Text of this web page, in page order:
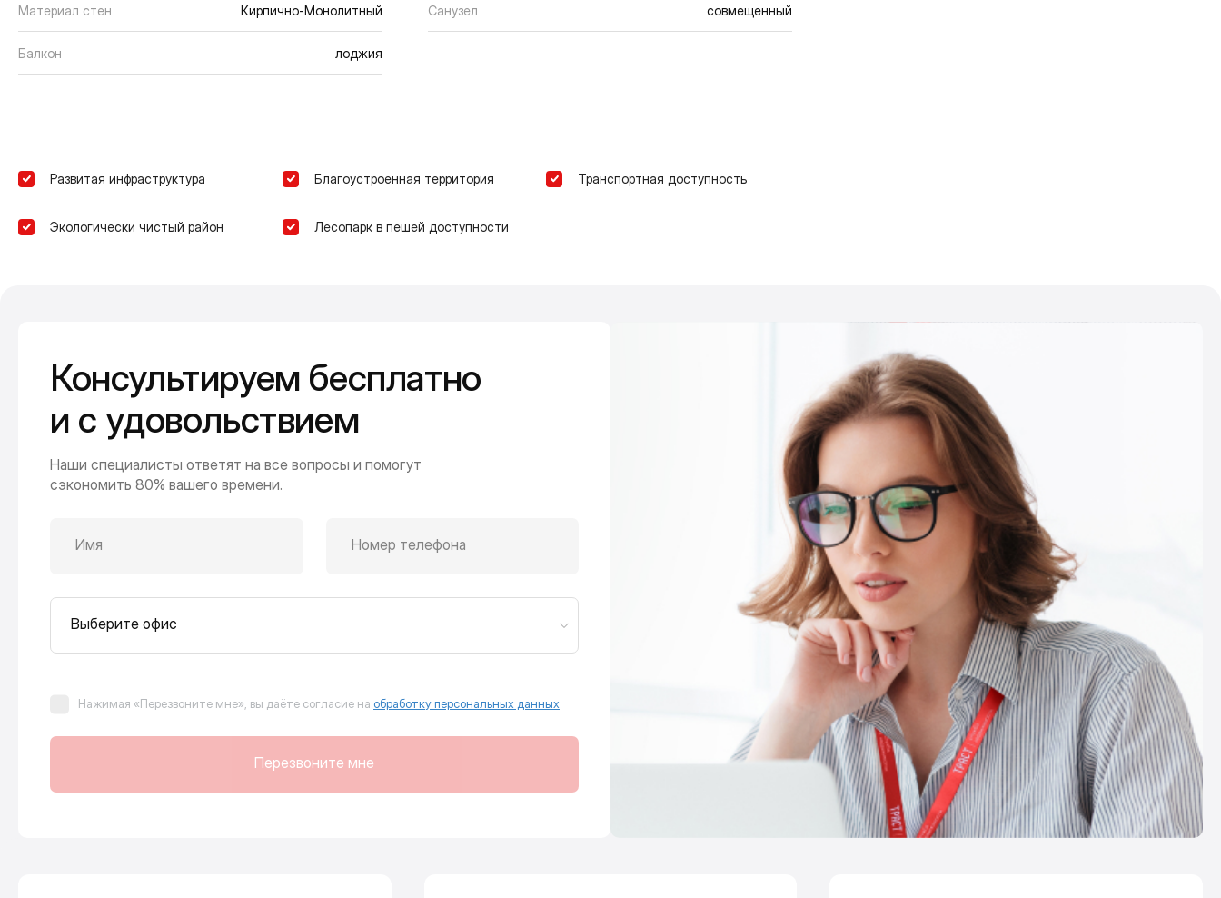
Материал стен Кирпично-Монолитный Санузел совмещенный
Балкон лоджия
Развитая инфраструктура Благоустроенная территория Транспортная доступность
Экологически чистый район Лесопарк в пешей доступности
Консультируем бесплатно
и с удовольствием
Наши специалисты ответят на все вопросы и помогут
сэкономить 80% вашего времени.
Имя Номер телефона
Выберите офис
Нажимая «Перезвоните мне», вы даёте согласие на обработку персональных данных
Перезвоните мне